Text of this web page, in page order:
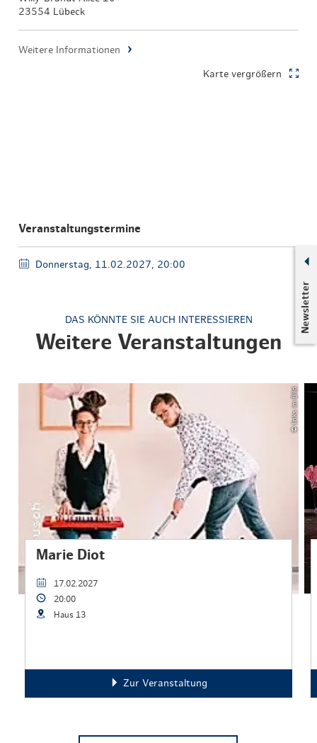
Newsletter
23554 Lübeck
Weitere Informationen
Karte vergrößern
Veranstaltungstermine
Donnerstag, 11.02.2027, 20:00
DAS KÖNNTE SIE AUCH INTERESSIEREN
Weitere Veranstaltungen
© links im Bild
Marie Diot
17.02.2027
20:00
Haus 13
Zur Veranstaltung